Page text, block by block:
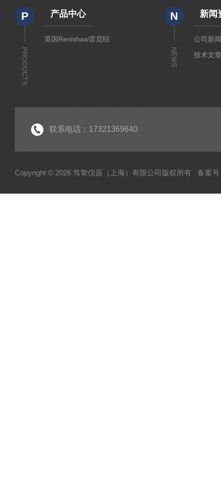
P
PRODUCTS
产品中心
英国Renishaw雷尼绍
N
NEWS
新闻
公司新
技术文
联系电话：17321369640
Copyright © 2026 笃挚仪器（上海）有限公司版权所有 备案号